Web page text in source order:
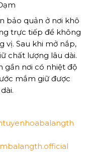
bảo quản ở nơi khô
trực tiếp để không
vị. Sau khi mở nắp,
chất lượng lâu dài.
gần nơi có nhiệt độ
mắm giữ được